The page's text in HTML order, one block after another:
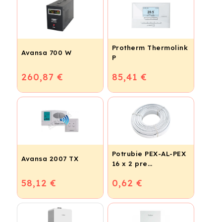
Avansa 700 W
260,87 €
Protherm Thermolink
P
85,41 €
Avansa 2007 TX
58,12 €
Potrubie PEX-AL-PEX
16 x 2 pre
podlahové kúrenie a
0,62 €